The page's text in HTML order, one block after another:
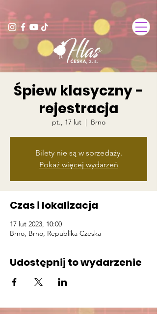
Śpiew klasyczny -
rejestracja
pt., 17 lut
  |
Brno
Bilety nie są w sprzedaży.
Pokaż więcej wydarzeń
Czas i lokalizacja
17 lut 2023, 10:00
Brno, Brno, Republika Czeska
Udostępnij to wydarzenie